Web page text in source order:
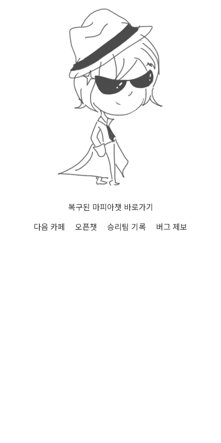
복구된 마피아챗 바로가기
다음 카페
오픈챗 승리팀 기록 버그 제보